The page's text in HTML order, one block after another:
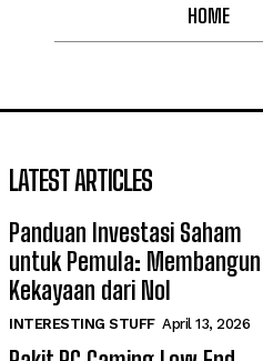
HOME
LATEST ARTICLES
Panduan Investasi Saham
untuk Pemula: Membangun
Kekayaan dari Nol
INTERESTING STUFF April 13, 2026